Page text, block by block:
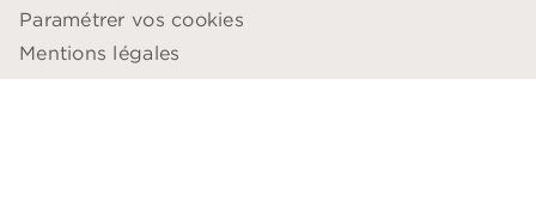
Paramétrer vos cookies
Mentions légales
Conditions générales d'utilisation